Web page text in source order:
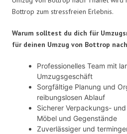
Bottrop zum stressfreien Erlebnis.
Warum solltest du dich für
für deinen Umzug von Bottrop
Professionelles Team mit
Umzugsgeschäft
Sorgfältige Planung und
reibungslosen Ablauf
Sicherer Verpackungs-
Möbel und Gegenstände
Zuverlässiger und